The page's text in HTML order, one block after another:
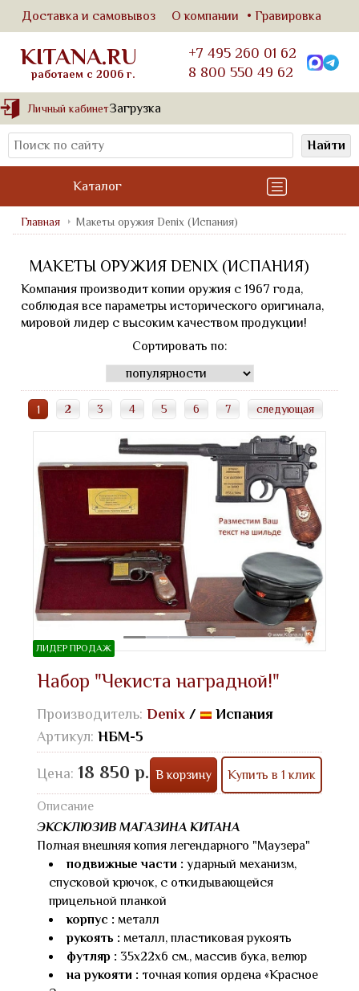
Доставка и самовывоз О компании Гравировка
KITANA.RU
работаем с 2006 г.
+7 495 260 01 62
8 800 550 49 62
Личный кабинетЗагрузка
Найти
Каталог
Главная Макеты оружия Denix (Испания)
МАКЕТЫ ОРУЖИЯ DENIX (ИСПАНИЯ)
Компания производит копии оружия с 1967 года,
соблюдая все параметры исторического оригинала,
мировой лидер с высоким качеством продукции!
Сортировать по:
1 2 3 4 5 6 7 следующая
ЛИДЕР ПРОДАЖ
Набор "Чекиста наградной!"
Производитель: Denix /
Испания
Артикул: НБМ-5
Цена: 18 850 р. В корзину Купить в 1 клик
Описание
ЭКСКЛЮЗИВ МАГАЗИНА КИТАНА
Полная внешняя копия легендарного "Маузера"
подвижные части : ударный механизм,
спусковой крючок, с откидывающейся
прицельной планкой
корпус : металл
рукоять : металл, пластиковая рукоять
футляр : 35x22х6 см., массив бука, велюр
на рукояти : точная копия ордена «Красное